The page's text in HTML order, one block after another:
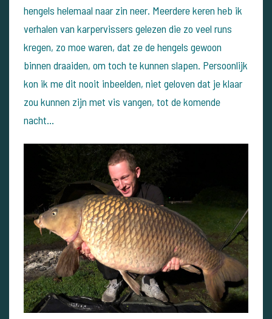
hengels helemaal naar zin neer. Meerdere keren heb ik
verhalen van karpervissers gelezen die zo veel runs
kregen, zo moe waren, dat ze de hengels gewoon
binnen draaiden, om toch te kunnen slapen. Persoonlijk
kon ik me dit nooit inbeelden, niet geloven dat je klaar
zou kunnen zijn met vis vangen, tot de komende
nacht...